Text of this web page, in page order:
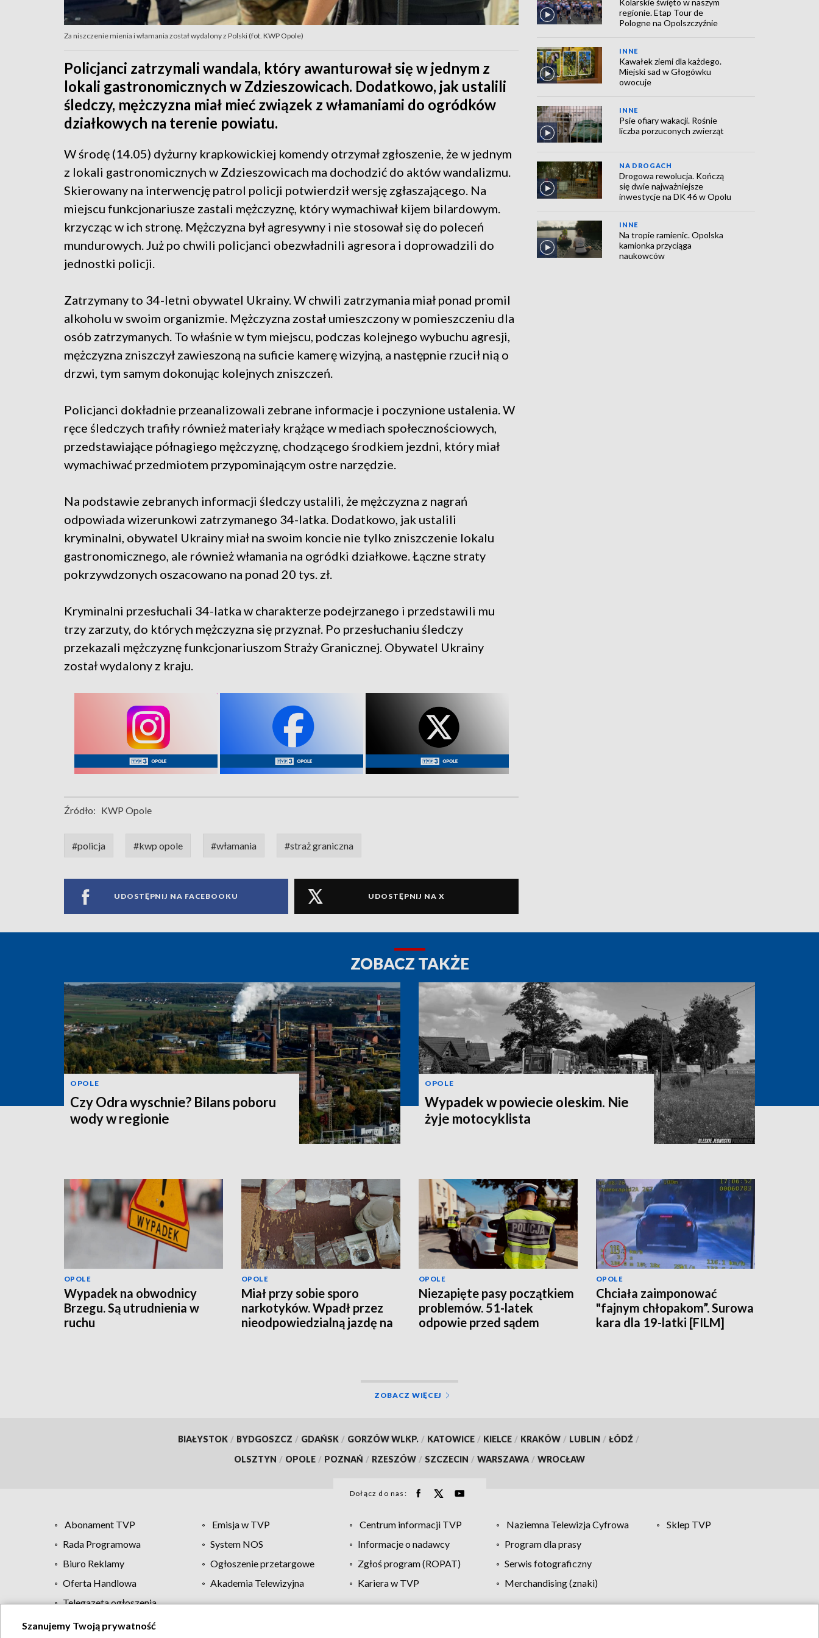
Za niszczenie mienia i włamania został wydalony z Polski (fot. KWP Opole)
Policjanci zatrzymali wandala, który awanturował się w jednym z
lokali gastronomicznych w Zdzieszowicach. Dodatkowo, jak ustalili
śledczy, mężczyzna miał mieć związek z włamaniami do ogródków
działkowych na terenie powiatu.
W środę (14.05) dyżurny krapkowickiej komendy otrzymał zgłoszenie, że w jednym
z lokali gastronomicznych w Zdzieszowicach ma dochodzić do aktów wandalizmu.
Skierowany na interwencję patrol policji potwierdził wersję zgłaszającego. Na
miejscu funkcjonariusze zastali mężczyznę, który wymachiwał kijem bilardowym.
krzycząc w ich stronę. Mężczyzna był agresywny i nie stosował się do poleceń
mundurowych. Już po chwili policjanci obezwładnili agresora i doprowadzili do
jednostki policji.
Zatrzymany to 34-letni obywatel Ukrainy. W chwili zatrzymania miał ponad promil
alkoholu w swoim organizmie. Mężczyzna został umieszczony w pomieszczeniu dla
osób zatrzymanych. To właśnie w tym miejscu, podczas kolejnego wybuchu agresji,
mężczyzna zniszczył zawieszoną na suficie kamerę wizyjną, a następnie rzucił nią o
drzwi, tym samym dokonując kolejnych zniszczeń.
Policjanci dokładnie przeanalizowali zebrane informacje i poczynione ustalenia. W
ręce śledczych trafiły również materiały krążące w mediach społecznościowych,
przedstawiające półnagiego mężczyznę, chodzącego środkiem jezdni, który miał
wymachiwać przedmiotem przypominającym ostre narzędzie.
Na podstawie zebranych informacji śledczy ustalili, że mężczyzna z nagrań
odpowiada wizerunkowi zatrzymanego 34-latka. Dodatkowo, jak ustalili
kryminalni, obywatel Ukrainy miał na swoim koncie nie tylko zniszczenie lokalu
gastronomicznego, ale również włamania na ogródki działkowe. Łączne straty
pokrzywdzonych oszacowano na ponad 20 tys. zł.
Kryminalni przesłuchali 34-latka w charakterze podejrzanego i przedstawili mu
trzy zarzuty, do których mężczyzna się przyznał. Po przesłuchaniu śledczy
przekazali mężczyznę funkcjonariuszom Straży Granicznej. Obywatel Ukrainy
został wydalony z kraju.
Źródło: KWP Opole
#policja #kwp opole #włamania #straż graniczna
UDOSTĘPNIJ NA FACEBOOKU UDOSTĘPNIJ NA X
regionie. Etap Tour de
Pologne na Opolszczyźnie
INNE
Kawałek ziemi dla każdego.
Miejski sad w Głogówku
owocuje
INNE
Psie ofiary wakacji. Rośnie
liczba porzuconych zwierząt
NA DROGACH
Drogowa rewolucja. Kończą
się dwie najważniejsze
inwestycje na DK 46 w Opolu
INNE
Na tropie ramienic. Opolska
kamionka przyciąga
naukowców
ZOBACZ TAKŻE
OPOLE
Czy Odra wyschnie? Bilans poboru
wody w regionie
OPOLE
Wypadek w powiecie oleskim. Nie
żyje motocyklista
OPOLE
Wypadek na obwodnicy
Brzegu. Są utrudnienia w
ruchu
OPOLE
Miał przy sobie sporo
narkotyków. Wpadł przez
nieodpowiedzialną jazdę na
OPOLE
Niezapięte pasy początkiem
problemów. 51-latek
odpowie przed sądem
OPOLE
Chciała zaimponować
"fajnym chłopakom”. Surowa
kara dla 19-latki [FILM]
ZOBACZ WIĘCEJ
BIAŁYSTOK / BYDGOSZCZ / GDAŃSK / GORZÓW WLKP. / KATOWICE / KIELCE / KRAKÓW / LUBLIN / ŁÓDŹ /
OLSZTYN / OPOLE / POZNAŃ / RZESZÓW / SZCZECIN / WARSZAWA / WROCŁAW
Dołącz do nas:
Abonament TVP Emisja w TVP Centrum informacji TVP Naziemna Telewizja Cyfrowa
Sklep TVP
Rada Programowa
System NOS Informacje o nadawcy
Program dla prasy
Biuro Reklamy
Ogłoszenie przetargowe Zgłoś program (ROPAT)
Serwis fotograficzny
Oferta Handlowa
Akademia Telewizyjna Kariera w TVP
Merchandising (znaki)
Telegazeta ogłoszenia
Szanujemy Twoją prywatność